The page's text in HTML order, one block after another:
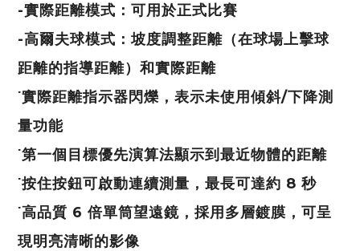
-實際距離模式：可用於正式比賽
-高爾夫球模式：坡度調整距離（在球場上擊球
距離的指導距離）和實際距離
˙實際距離指示器閃爍，表示未使用傾斜/下降測
量功能
˙第一個目標優先演算法顯示到最近物體的距離
˙按住按鈕可啟動連續測量，最長可達約 8 秒
˙高品質 6 倍單筒望遠鏡，採用多層鍍膜，可呈
現明亮清晰的影像